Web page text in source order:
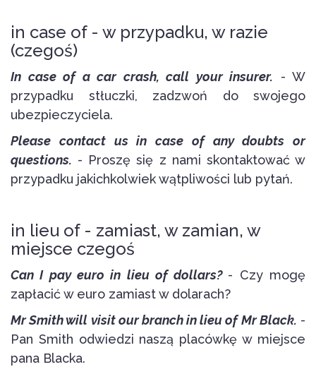
in case of - w przypadku, w razie
(czegoś)
In case of a car crash, call your insurer. - W
przypadku stłuczki, zadzwoń do swojego
ubezpieczyciela.
Please contact us in case of any doubts or
questions. - Proszę się z nami skontaktować w
przypadku jakichkolwiek wątpliwości lub pytań.
in lieu of - zamiast, w zamian, w
miejsce czegoś
Can I pay euro in lieu of dollars? - Czy mogę
zapłacić w euro zamiast w dolarach?
Mr Smith will visit our branch in lieu of Mr Black. -
Pan Smith odwiedzi naszą placówkę w miejsce
pana Blacka.